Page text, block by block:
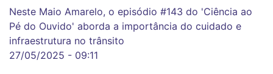
Neste Maio Amarelo, o episódio #143 do 'Ciência ao
Pé do Ouvido' aborda a importância do cuidado e
infraestrutura no trânsito
27/05/2025 - 09:11